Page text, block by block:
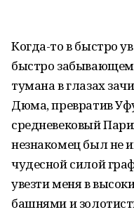
Когда-то в быстро
быстро забывающем
тумана в глазах
Дюма, превратив
средневековый
незнакомец был не
чудесной силой
увезти меня в
башнями и